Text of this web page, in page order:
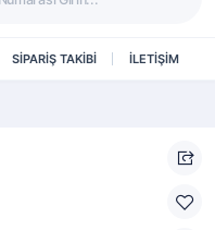
SİPARİŞ TAKİBİ İLETİŞİM